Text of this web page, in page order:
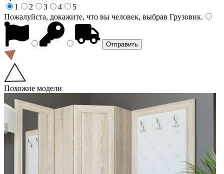
1
2 3 4
5
Пожалуйста, докажите, что вы человек, выбрав Грузовик.
Похожие модели